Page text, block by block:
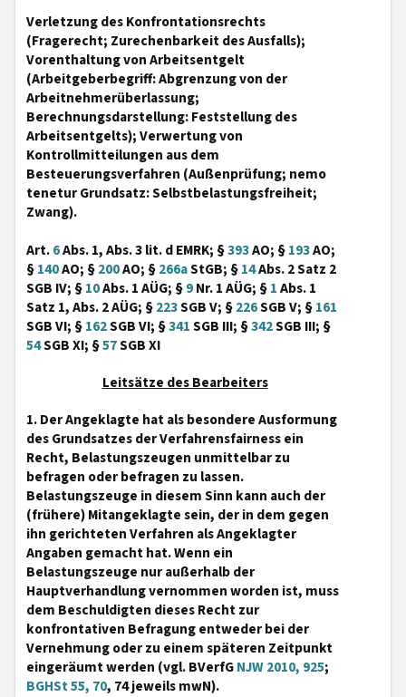
Verletzung des Konfrontationsrechts
(Fragerecht; Zurechenbarkeit des Ausfalls);
Vorenthaltung von Arbeitsentgelt
(Arbeitgeberbegriff: Abgrenzung von der
Arbeitnehmerüberlassung;
Berechnungsdarstellung: Feststellung des
Arbeitsentgelts); Verwertung von
Kontrollmitteilungen aus dem
Besteuerungsverfahren (Außenprüfung; nemo
tenetur Grundsatz: Selbstbelastungsfreiheit;
Zwang).
Art.6Abs. 1, Abs. 3 lit. d EMRK; §393AO; §193AO;
§140AO; §200AO; §266aStGB; §14Abs. 2 Satz 2
SGB IV; §10Abs. 1 AÜG; §9Nr. 1 AÜG; §1Abs. 1
Satz 1, Abs. 2 AÜG; §223SGB V; §226SGB V; §161
SGB VI; §162SGB VI; §341SGB III; §342SGB III; §
54SGB XI; §57SGB XI
Leitsätze des Bearbeiters
1. Der Angeklagte hat als besondere Ausformung
des Grundsatzes der Verfahrensfairness ein
Recht, Belastungszeugen unmittelbar zu
befragen oder befragen zu lassen.
Belastungszeuge in diesem Sinn kann auch der
(frühere) Mitangeklagte sein, der in dem gegen
ihn gerichteten Verfahren als Angeklagter
Angaben gemacht hat. Wenn ein
Belastungszeuge nur außerhalb der
Hauptverhandlung vernommen worden ist, muss
dem Beschuldigten dieses Recht zur
konfrontativen Befragung entweder bei der
Vernehmung oder zu einem späteren Zeitpunkt
eingeräumt werden (vgl. BVerfGNJW 2010, 925;
BGHSt 55, 70, 74 jeweils mwN).